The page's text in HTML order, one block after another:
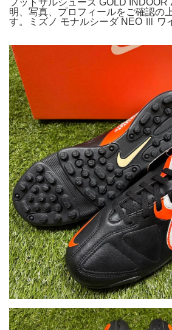
明、写真、プロフィールをご確認の
す。ミズノ モナルシーダ NEO Ⅲ ワ